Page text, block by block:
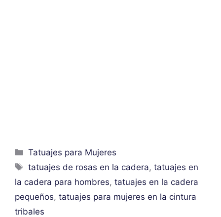
Categorías
Tatuajes para Mujeres
Etiquetas
tatuajes de rosas en la cadera,tatuajes en
la cadera para hombres, tatuajes en la cadera
pequeños, tatuajes para mujeres en la cintura
tribales